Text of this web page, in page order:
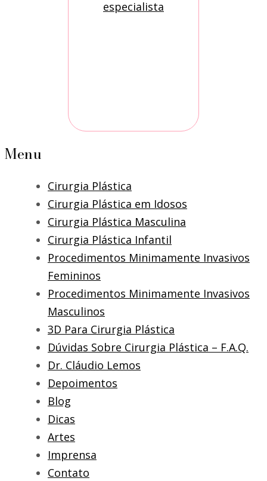
Menu
Cirurgia Plástica
Cirurgia Plástica em Idosos
Cirurgia Plástica Masculina
Cirurgia Plástica Infantil
Procedimentos Minimamente Invasivos
Femininos
Procedimentos Minimamente Invasivos
Masculinos
3D Para Cirurgia Plástica
Dúvidas Sobre Cirurgia Plástica – F.A.Q.
Dr. Cláudio Lemos
Depoimentos
Blog
Dicas
Artes
Imprensa
Contato